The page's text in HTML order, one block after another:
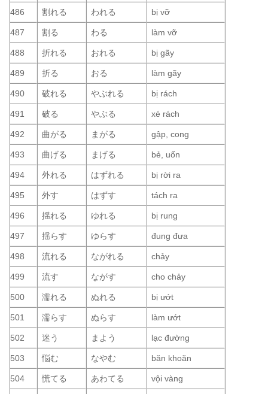
486 割れる われる bị vỡ
487 割る わる làm vỡ
488 折れる おれる bị gãy
489 折る おる làm gãy
490 破れる やぶれる bị rách
491 破る やぶる xé rách
492 曲がる まがる gập, cong
493 曲げる まげる bẻ, uốn
494 外れる はずれる bị rời ra
495 外す はずす tách ra
496 揺れる ゆれる bị rung
497 揺らす ゆらす đung đưa
498 流れる ながれる chảy
499 流す ながす cho chảy
500 濡れる ぬれる bị ướt
501 濡らす ぬらす làm ướt
502 迷う まよう lạc đường
503 悩む なやむ băn khoăn
504 慌てる あわてる vội vàng